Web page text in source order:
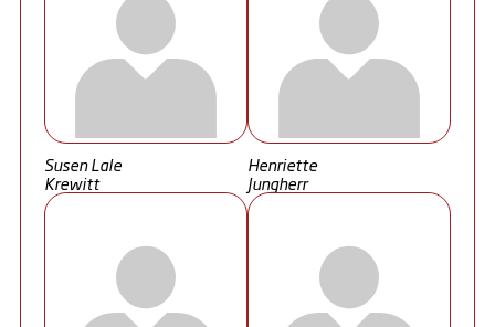
Susen Lale
Krewitt
Henriette
Jungherr